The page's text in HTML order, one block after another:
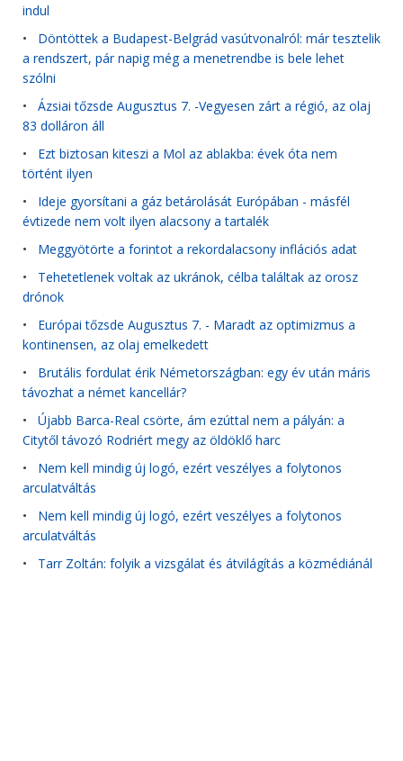
indul
• Döntöttek a Budapest-Belgrád vasútvonalról: már tesztelik
a rendszert, pár napig még a menetrendbe is bele lehet
szólni
• Ázsiai tőzsde Augusztus 7. -Vegyesen zárt a régió, az olaj
83 dolláron áll
• Ezt biztosan kiteszi a Mol az ablakba: évek óta nem
történt ilyen
• Ideje gyorsítani a gáz betárolását Európában - másfél
évtizede nem volt ilyen alacsony a tartalék
• Meggyötörte a forintot a rekordalacsony inflációs adat
• Tehetetlenek voltak az ukránok, célba találtak az orosz
drónok
• Európai tőzsde Augusztus 7. - Maradt az optimizmus a
kontinensen, az olaj emelkedett
• Brutális fordulat érik Németországban: egy év után máris
távozhat a német kancellár?
• Újabb Barca-Real csörte, ám ezúttal nem a pályán: a
Citytől távozó Rodriért megy az öldöklő harc
• Nem kell mindig új logó, ezért veszélyes a folytonos
arculatváltás
• Nem kell mindig új logó, ezért veszélyes a folytonos
arculatváltás
• Tarr Zoltán: folyik a vizsgálat és átvilágítás a közmédiánál